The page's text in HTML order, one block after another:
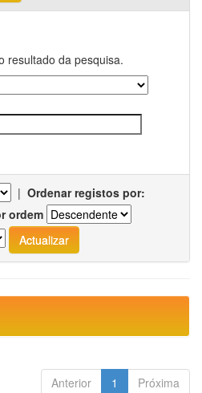
resultado da pesquisa.
| Ordenar registos por:
ordem
Anterior 1 Próxima